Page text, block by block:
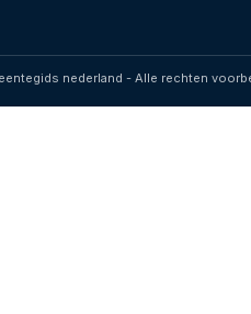
nederland - Alle rechten